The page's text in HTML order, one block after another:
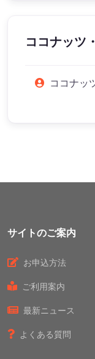
ココナッツ
ココナッ
サイトのご案内
お申込方法
ご利用案内
最新ニュース
よくある質問